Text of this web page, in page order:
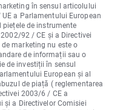
în sensul articolului
a Parlamentului European
de instrumente
92 / CE și a Directivei
marketing nu este o
de informații sau o
de investiții în sensul
European și al
de piață ( reglementarea
2003/6 / CE a
și a Directivelor Comisiei